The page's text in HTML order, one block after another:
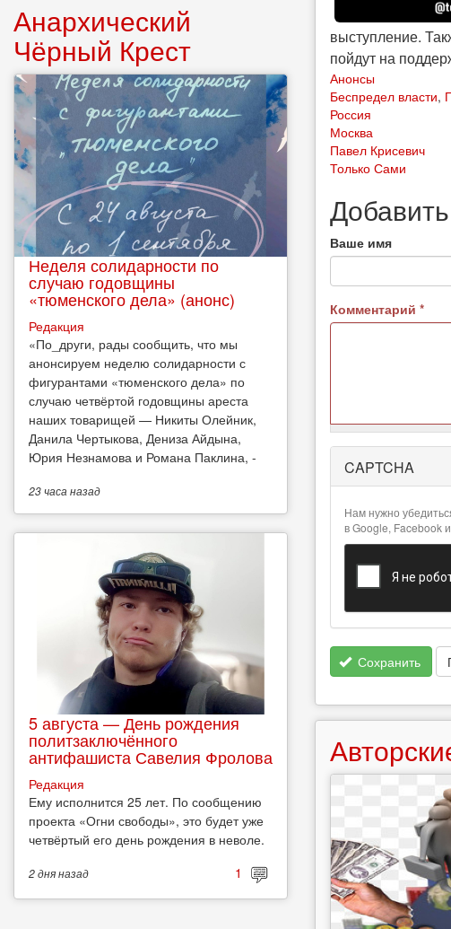
выступление.
пойдут на
Анонсы
Беспредел власти,
Россия
Москва
Павел Крисевич
Только Сами
Ваше имя
Комментарий *
информация
о текстовых
CAPTCHA
Нам нужно
в Google, Facebook
Сохранить
Анархический
Чёрный Крест
Неделя солидарности по
случаю годовщины
«тюменского дела» (анонс)
Редакция
​«По_други, рады сообщить, что мы
анонсируем неделю солидарности с
фигурантами «тюменского дела» по
случаю четвёртой годовщины ареста
наших товарищей — Никиты Олейник,
Данила Чертыкова, Дениза Айдына,
Юрия Незнамова и Романа Паклина, -
23 часа назад
5 августа — День рождения
политзаключённого
антифашиста Савелия Фролова
Редакция
Ему исполнится 25 лет. По сообщению
проекта «Огни свободы», это будет уже
четвёртый его день рождения в неволе.
2 дняназад 1